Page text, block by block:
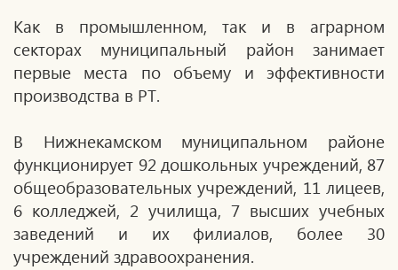
Как в промышленном, так и в аграрном
секторах муниципальный район занимает
первые места по объему и эффективности
производства в РТ.
В Нижнекамском муниципальном районе
функционирует 92 дошкольных учреждений, 87
общеобразовательных учреждений, 11 лицеев,
6 колледжей, 2 училища, 7 высших учебных
заведений и их филиалов, более 30
учреждений здравоохранения.